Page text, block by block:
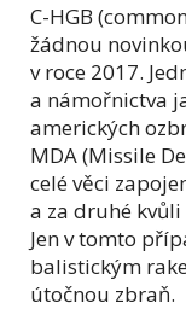
C-HGB
žádnou
v roce 2017.
a námořnictva
amerických
MDA (Missile
celé věci
a za druhé
Jen v tomto
balistickým
útočnou zbraň.